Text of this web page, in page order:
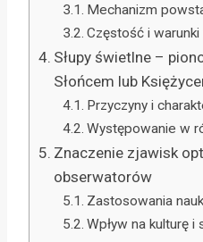
Mechanizm
Częstość i
Słupy świetlne –
Słońcem lub
Przyczyny i
Występowanie w
Znaczenie zjawisk
obserwatorów
Zastosowania
Wpływ na kulturę i